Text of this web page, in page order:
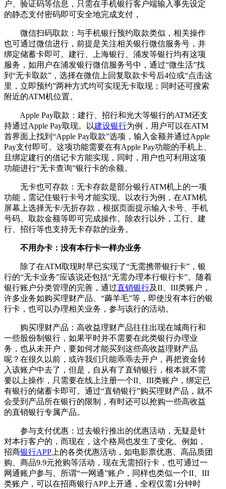
户、验证码等信息，只需在手机银行客户端输入事先设定
的静态支付密码即可安全地完成支付，
微信扫码取款：与手机银行预约取款类似，相关操作
也可通过微信进行，前提是关注相关银行微信服务号，并
绑定储蓄卡即可。建行、上海银行、浦发等银行均有这项
服务，如用户在浦发银行微信服务号中，通过“微生活”找
到“无卡取款”，选择在微信上回复取款卡号后4位或“点击这
里，立即预约”两种方式均可实现无卡取现；同时还可搜索
附近的ATM机位置。
Apple Pay取款：建行、招行和光大等银行的ATM还支
持通过Apple Pay取现。以建设银行为例，用户可以在ATM
首界面上找到“Apple Pay取款”选项，输入金额并通过Apple
Pay支付即可。这项功能需要在有Apple Pay功能的手机上、
且绑定建行的借记卡方能实现，同时，用户也可利用这项
功能进行“无卡查询”银行卡的余额。
无卡也可存款：无卡存款是部分银行ATM机上的一项
功能，需记住银行卡号才能实现。以农行为例，在ATM机
屏幕上选择无卡/无折存款，根据页面提示输入卡号、手机
号码、取款金额等即可完成操作。除农行以外，工行、建
行、招行等也支持无卡存款的业务。
不用办卡：没有本行卡一样办业务
除了在ATM取现时早已实现了“无需携带银行卡”，银
行的“无卡业务”应该说还包括“无需办理本行银行卡”。随着
银行账户分类管理的完善，通过直销银行及II、III类账户，
许多业务如购买理财产品、“薅羊毛”等，即使没有本行的银
行卡，也可以办理相关业务，参与该行的活动。
购买理财产品：高收益理财产品往往出现在城商行和
一些股份制银行，如果平时并不需要在此类银行办理业
务，也从未开户，要如何才能买到这些高收益理财产品
呢？在很久以前，或许我们只能乖乖去开户，再把资金转
入该账户中去了，但是，自从有了直销银行，根本就不需
要以上操作，只需要在线上注册一个II、III类账户，绑定已
有银行的储蓄卡即可。通过“直销银行”购买理财产品，就不
会受到产品所在银行的限制，有时还可以抢购一些高收益
的直销银行专属产品。
参与支付优惠：过去银行推出的优惠活动，无疑是针
对本行客户的，而现在，这个格局也发生了变化。例如，
招商银行APP 上的各类优惠活动，如电影票优惠、高品质团
购、商品9.9元抢购等活动，现在无需招行卡，也可通过一
网通账户参与。所谓“一网通”账户，同样也类似一个II、III
类账户，可以在招商银行APP上开通，全程仅需1分钟时